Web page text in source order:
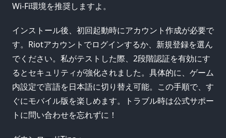
Wi-Fi環境を推奨しますよ。
インストール後、初回起動時にアカウント作成が必要で
す。Riotアカウントでログインするか、新規登録を選ん
でください。私がテストした際、2段階認証を有効にす
るとセキュリティが強化されました。具体的に、ゲーム
内設定で言語を日本語に切り替え可能。この手順で、す
ぐにモバイル版を楽しめます。トラブル時は公式サポー
トに問い合わせを忘れずに！